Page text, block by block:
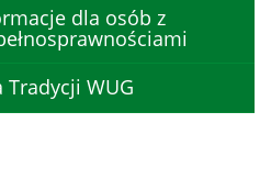
dla osób z
Tradycji WUG